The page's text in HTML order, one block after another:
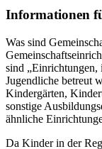
Informationen
Was sind
sind „Einrichtungen,
Jugendliche betreut
Kindergärten,
sonstige
ähnliche
Da Kinder in der